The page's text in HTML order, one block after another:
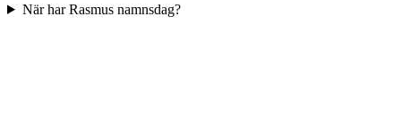
När har Rasmus namnsdag?